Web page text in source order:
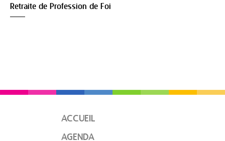
Retraite de Profession de Foi
ACCUEIL
AGENDA